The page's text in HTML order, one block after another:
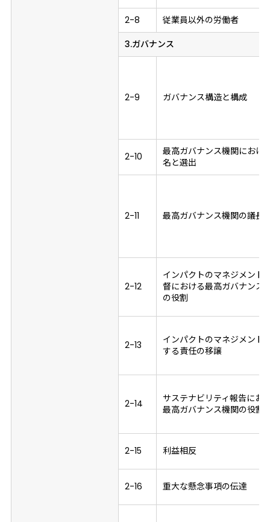
2-8
従業員以外の労働者
3.ガバナンス
2-9 ガバナンス構造と構成
2-10
最高ガバナンス機関におけ
名と選出
2-11 最高ガバナンス機関の議長
2-12
インパクトのマネジメント
督における最高ガバナンス
の役割
2-13
インパクトのマネジメント
する責任の移譲
2-14
サステナビリティ報告にお
最高ガバナンス機関の役割
2-15 利益相反
2-16 重大な懸念事項の伝達